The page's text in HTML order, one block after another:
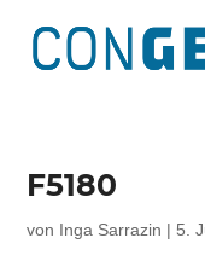
F5180
von Inga Sarrazin | 5.